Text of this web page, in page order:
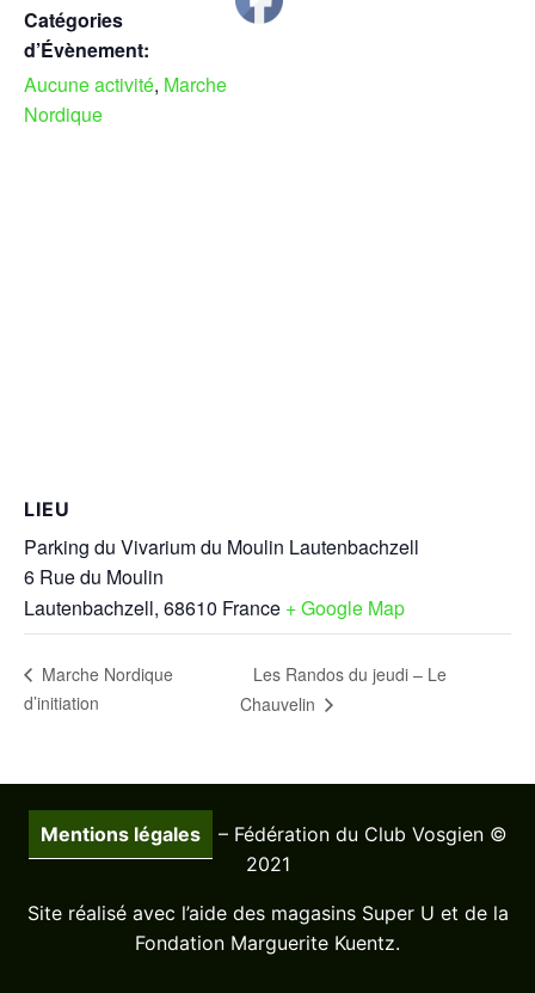
Catégories
d’Évènement:
Aucune activité, Marche
Nordique
LIEU
Parking du Vivarium du Moulin Lautenbachzell
6 Rue du Moulin
Lautenbachzell, 68610 France + Google Map
Marche Nordique
d’initiation
Les Randos du jeudi – Le
Chauvelin
Mentions légales
– Fédération du Club Vosgien ©
2021
Site réalisé avec l’aide des magasins Super U et de la
Fondation Marguerite Kuentz.